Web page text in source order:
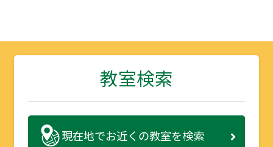
教室検索
現在地でお近くの教室を検索